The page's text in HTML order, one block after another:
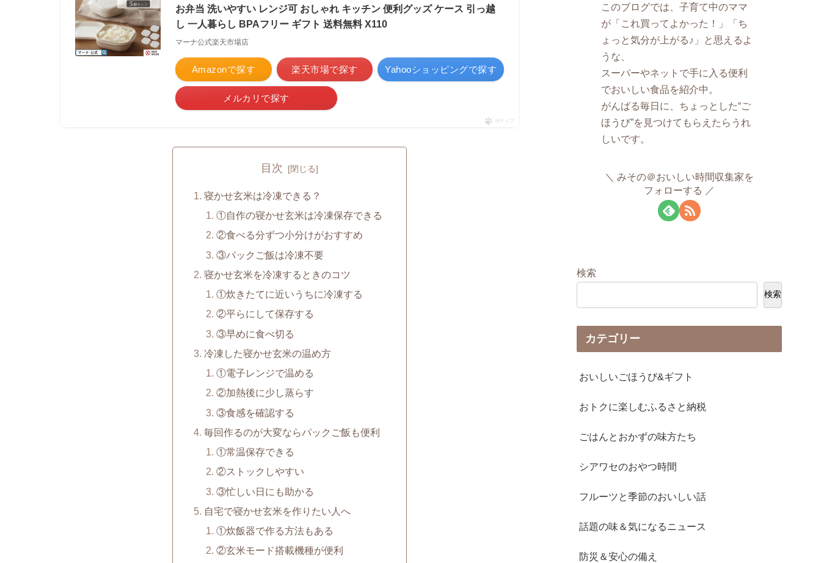
お弁当 洗いやすい レンジ可 おしゃれ キッチン 便利グッズ ケース 引っ越
し 一人暮らし BPAフリー ギフト 送料無料 X110
マーナ公式楽天市場店
Amazonで探す 楽天市場で探す Yahooショッピングで探す
メルカリで探す
ポチップ
目次
寝かせ玄米は冷凍できる？
①自作の寝かせ玄米は冷凍保存できる
②食べる分ずつ小分けがおすすめ
③パックご飯は冷凍不要
寝かせ玄米を冷凍するときのコツ
①炊きたてに近いうちに冷凍する
②平らにして保存する
③早めに食べ切る
冷凍した寝かせ玄米の温め方
①電子レンジで温める
②加熱後に少し蒸らす
③食感を確認する
毎回作るのが大変ならパックご飯も便利
①常温保存できる
②ストックしやすい
③忙しい日にも助かる
自宅で寝かせ玄米を作りたい人へ
①炊飯器で作る方法もある
②玄米モード搭載機種が便利
このブログでは、子育て中のママ
が「これ買ってよかった！」「ち
ょっと気分が上がる♪」と思えるよ
うな、
スーパーやネットで手に入る便利
でおいしい食品を紹介中。
がんばる毎日に、ちょっとした“ご
ほうび”を見つけてもらえたらうれ
しいです。
みその＠おいしい時間収集家を
フォローする
検索
検索
カテゴリー
おいしいごほうび&ギフト
おトクに楽しむふるさと納税
ごはんとおかずの味方たち
シアワセのおやつ時間
フルーツと季節のおいしい話
話題の味＆気になるニュース
防災＆安心の備え